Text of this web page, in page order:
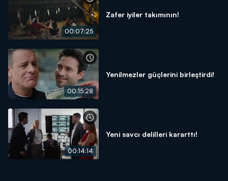
00:07:25
Zafer iyiler takımının!
00:15:28
Yenilmezler güçlerini birleştirdi!
00:14:14
Yeni savcı delilleri kararttı!